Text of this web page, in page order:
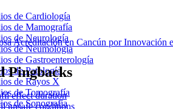
de Cardiología
de Mamografía
de Neurología
de Neumología
de Gastroenterología
de Patología
de Rayos X
de Tomografía
de Sonografía
Acreditación en Cancún por Innovación
Pingbacks
effect duration
unsafe conditions